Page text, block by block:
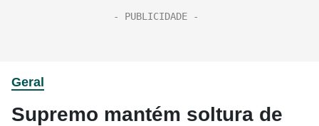
Geral
Supremo mantém soltura de